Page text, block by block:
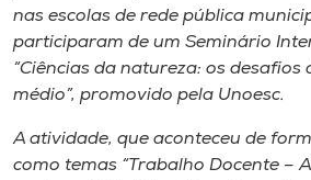
A+
nas escolas de rede pública
participaram de um Seminário
“Ciências da natureza: os desafios
médio”, promovido pela Unoesc.
A atividade, que aconteceu de
como temas “Trabalho Docente –